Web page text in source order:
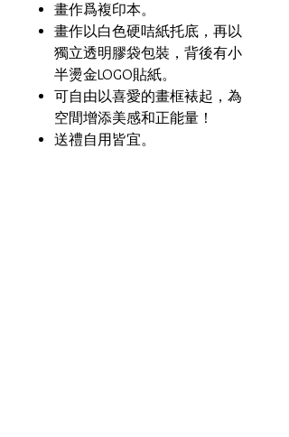
畫作爲複印本。
畫作以白色硬咭紙托底，再以
獨立透明膠袋包裝，背後有小
半燙金LOGO貼紙。
可自由以喜愛的畫框裱起，為
空間增添美感和正能量！
送禮自用皆宜。